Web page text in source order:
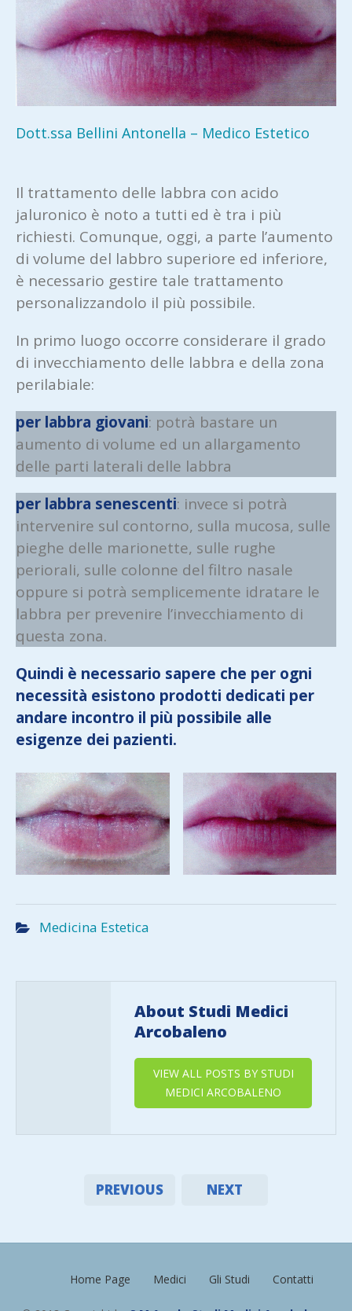
Dott.ssa Bellini Antonella – Medico Estetico
Il trattamento delle labbra con acido
jaluronico è noto a tutti ed è tra i più
richiesti. Comunque, oggi, a parte l’aumento
di volume del labbro superiore ed inferiore,
è necessario gestire tale trattamento
personalizzandolo il più possibile.
In primo luogo occorre considerare il grado
di invecchiamento delle labbra e della zona
perilabiale:
per labbra giovani: potrà bastare un
aumento di volume ed un allargamento
delle parti laterali delle labbra
per labbra senescenti: invece si potrà
intervenire sul contorno, sulla mucosa, sulle
pieghe delle marionette, sulle rughe
periorali, sulle colonne del filtro nasale
oppure si potrà semplicemente idratare le
labbra per prevenire l’invecchiamento di
questa zona.
Quindi è necessario sapere che per ogni
necessità esistono prodotti dedicati per
andare incontro il più possibile alle
esigenze dei pazienti.
Medicina Estetica
About Studi Medici
Arcobaleno
VIEW ALL POSTS BY STUDI
MEDICI ARCOBALENO
PREVIOUS NEXT
Home Page Medici Gli Studi Contatti